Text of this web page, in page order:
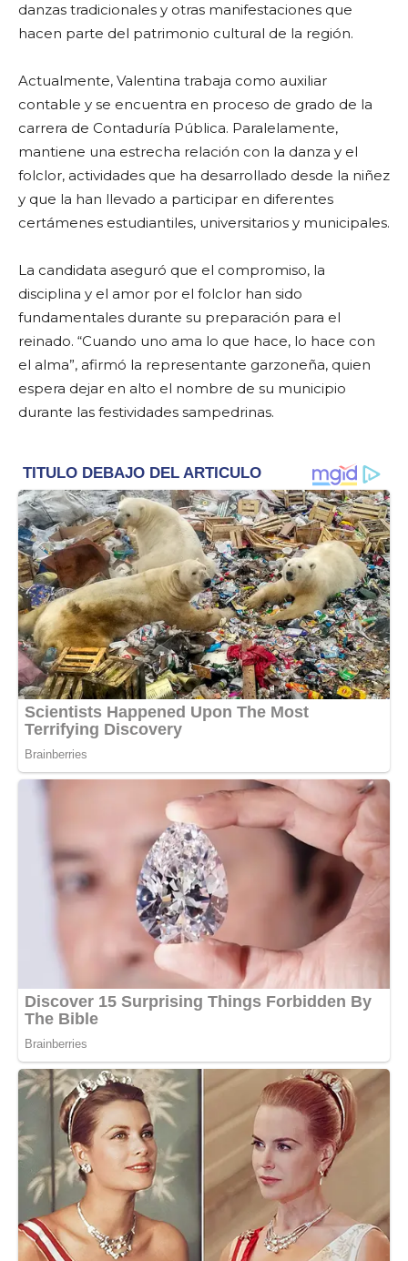
danzas tradicionales y otras manifestaciones que
hacen parte del patrimonio cultural de la región.
Actualmente, Valentina trabaja como auxiliar
contable y se encuentra en proceso de grado de la
carrera de Contaduría Pública. Paralelamente,
mantiene una estrecha relación con la danza y el
folclor, actividades que ha desarrollado desde la niñez
y que la han llevado a participar en diferentes
certámenes estudiantiles, universitarios y municipales.
La candidata aseguró que el compromiso, la
disciplina y el amor por el folclor han sido
fundamentales durante su preparación para el
reinado. “Cuando uno ama lo que hace, lo hace con
el alma”, afirmó la representante garzoneña, quien
espera dejar en alto el nombre de su municipio
durante las festividades sampedrinas.